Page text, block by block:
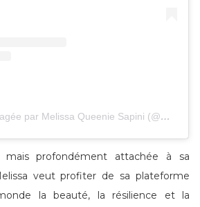
Une publication partagée par Melissa Queenie Sapini (@melissasapini)
mais profondément attachée à sa
veut profiter de sa plateforme
la beauté, la résilience et la